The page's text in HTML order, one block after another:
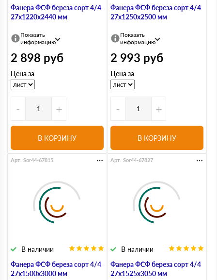
Фанера ФСФ береза сорт 4/4
27х1220х2440 мм
Показать
информацию
2 898 руб
Цена за
- +
В КОРЗИНУ
Фанера ФСФ береза сорт 4/4
27х1250х2500 мм
Показать
информацию
2 993 руб
Цена за
- +
В КОРЗИНУ
Фанера ФСФ береза сорт 4/4
27х1500х3000 мм
В наличии
Арт. Sor44-67815
Фанера ФСФ береза сорт 4/4
27х1525х3050 мм
В наличии
Арт. Sor44-67827